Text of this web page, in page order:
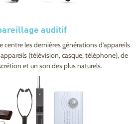
auditif
les dernières générations d’appareils
(télévision, casque, téléphone), de
et un son des plus naturels.